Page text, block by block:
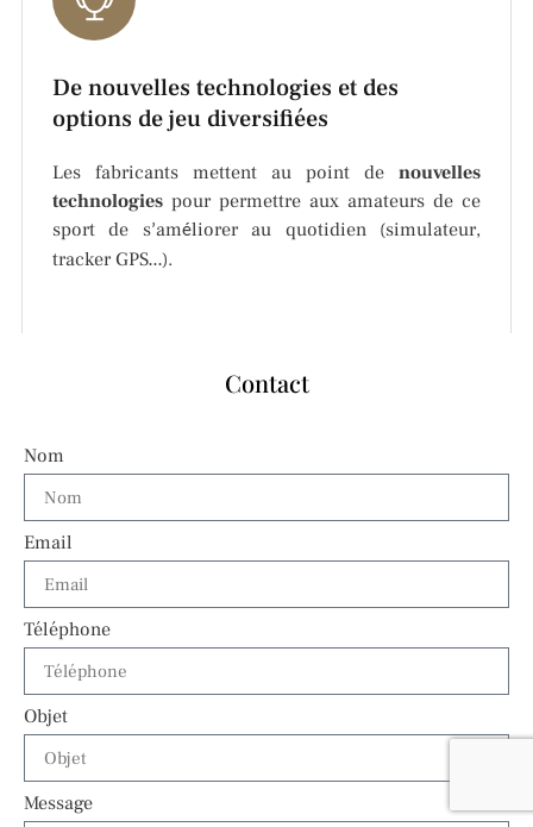
De nouvelles technologies et des
options de jeu diversifiées
Les fabricants mettent au point de nouvelles
technologies pour permettre aux amateurs de ce
sport de s’améliorer au quotidien (simulateur,
tracker GPS…).
Contact
Nom
Email
Téléphone
Objet
Message